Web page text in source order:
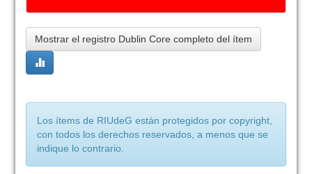
Mostrar el registro Dublin Core completo del ítem
Los ítems de RIUdeG están protegidos por copyright,
con todos los derechos reservados, a menos que se
indique lo contrario.